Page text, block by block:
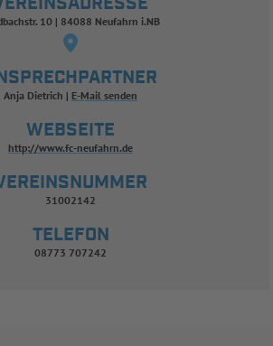
10 | 84088 Neufahrn i.NB
Anja Dietrich E-Mail senden
WEBSEITE
http://www.fc-neufahrn.de
31002142
TELEFON
08773 707242